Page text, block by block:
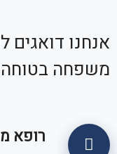
אנחנו
משפחה
רופא